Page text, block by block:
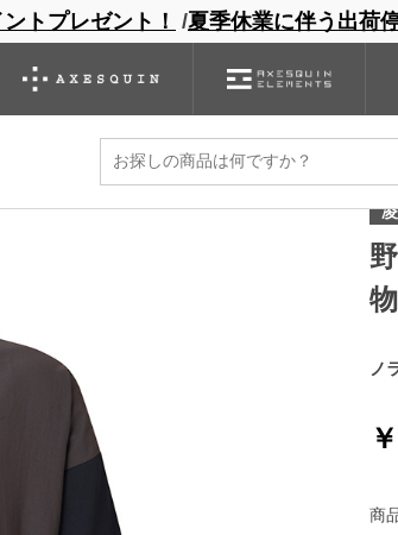
トプレゼント！ /夏季休業に伴う出荷
商品一覧 ブランドサイト 商品
グローブ シノギング アウトレット
凌
物
ノ
商